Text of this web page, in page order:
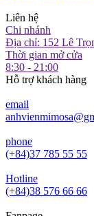
Liên hệ
Chi nhánh
Địa chỉ: 152 Lê
Thời gian mở cửa
8:30 - 21:00
Hỗ trợ khách hàng
email
phone
(+84)37 785 55 55
Hotline
(+84)38 576 66 66